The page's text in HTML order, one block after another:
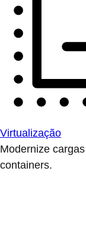
Virtualização
Modernize
containers.